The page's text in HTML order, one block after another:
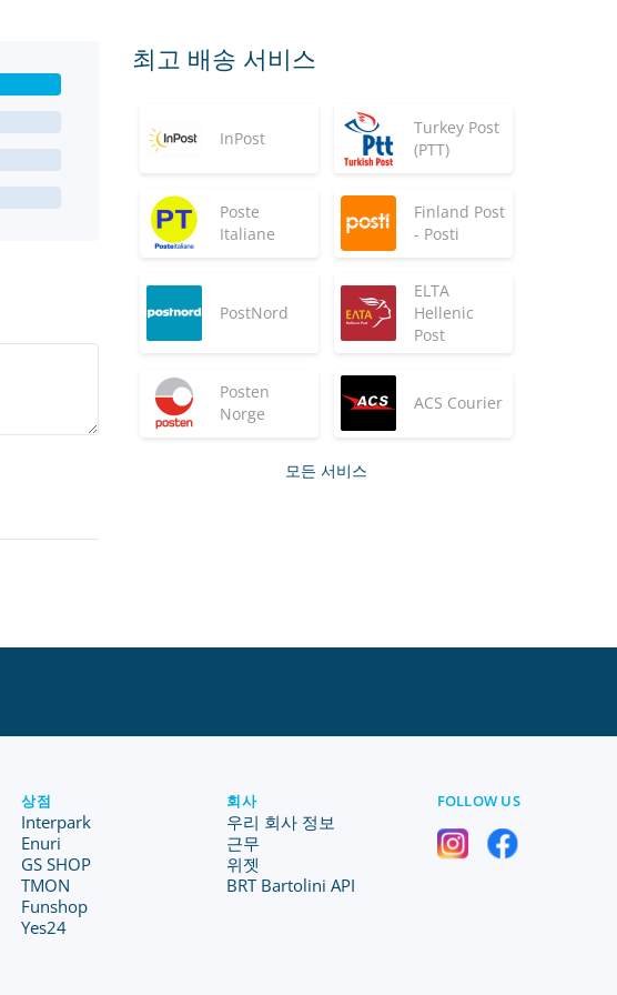
최고 배송 서비스
InPost
Turkey Post
(PTT)
Poste
Italiane
Finland Post
- Posti
PostNord
ELTA
Hellenic
Post
Posten
Norge
ACS Courier
모든 서비스
상점
Interpark
Enuri
GS SHOP
TMON
Funshop
Yes24
회사
우리 회사 정보
근무
위젯
BRT Bartolini API
FOLLOW US